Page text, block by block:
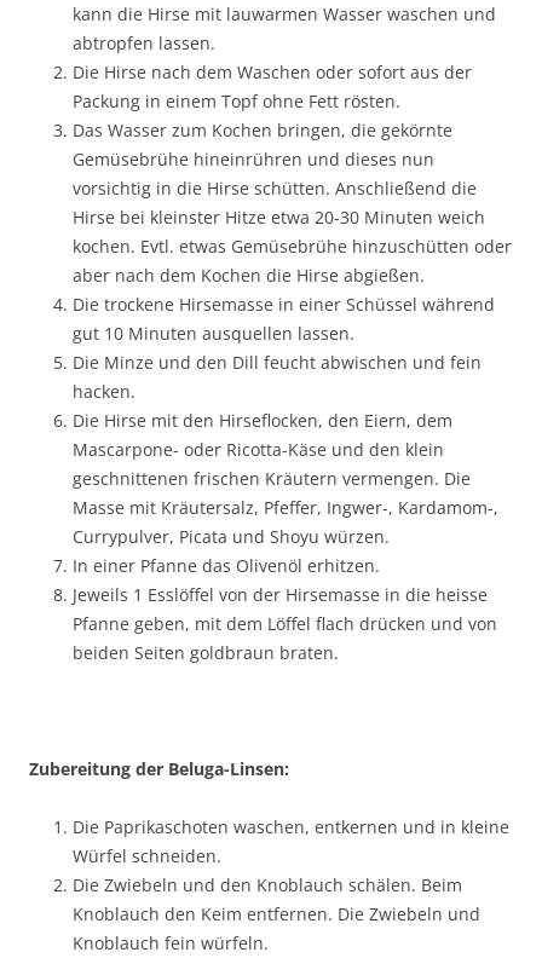
kann die Hirse mit lauwarmen Wasser waschen und
abtropfen lassen.
Die Hirse nach dem Waschen oder sofort aus der
Packung in einem Topf ohne Fett rösten.
Das Wasser zum Kochen bringen, die gekörnte
Gemüsebrühe hineinrühren und dieses nun
vorsichtig in die Hirse schütten. Anschließend die
Hirse bei kleinster Hitze etwa 20-30 Minuten weich
kochen. Evtl. etwas Gemüsebrühe hinzuschütten oder
aber nach dem Kochen die Hirse abgießen.
Die trockene Hirsemasse in einer Schüssel während
gut 10 Minuten ausquellen lassen.
Die Minze und den Dill feucht abwischen und fein
hacken.
Die Hirse mit den Hirseflocken, den Eiern, dem
Mascarpone- oder Ricotta-Käse und den klein
geschnittenen frischen Kräutern vermengen. Die
Masse mit Kräutersalz, Pfeffer, Ingwer-, Kardamom-,
Currypulver, Picata und Shoyu würzen.
In einer Pfanne das Olivenöl erhitzen.
Jeweils 1 Esslöffel von der Hirsemasse in die heisse
Pfanne geben, mit dem Löffel flach drücken und von
beiden Seiten goldbraun braten.
Zubereitung der Beluga-Linsen:
Die Paprikaschoten waschen, entkernen und in kleine
Würfel schneiden.
Die Zwiebeln und den Knoblauch schälen. Beim
Knoblauch den Keim entfernen. Die Zwiebeln und
Knoblauch fein würfeln.